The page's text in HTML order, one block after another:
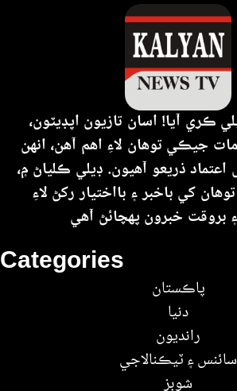
Categories
پاڪستان
دنيا
رانديون
سائنس ۽ ٽيڪنالاجي
شوبز
ڪري آيا! اسان تازيون اپڊيٽون،
جيڪي توهان لاءِ اهم آهن، انهن
اعتماد ذريعو آهيون. ڊيلي ڪلياڻ ۾،
کي باخبر ۽ بااختيار رکڻ لاءِ